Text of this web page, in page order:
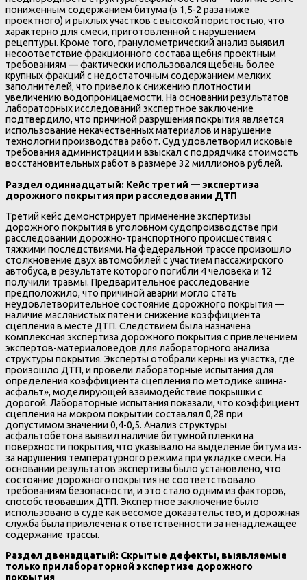
пониженным содержанием битума (в 1,5-2 раза ниже
проектного) и рыхлых участков с высокой пористостью, что
характерно для смеси, приготовленной с нарушением
рецептуры. Кроме того, гранулометрический анализ выявил
несоответствие фракционного состава щебня проектным
требованиям — фактически использовался щебень более
крупных фракций с недостаточным содержанием мелких
заполнителей, что привело к снижению плотности и
увеличению водопроницаемости. На основании результатов
лабораторных исследований экспертное заключение
подтвердило, что причиной разрушения покрытия является
использование некачественных материалов и нарушение
технологии производства работ. Суд удовлетворил исковые
требования администрации и взыскал с подрядчика стоимость
восстановительных работ в размере 32 миллионов рублей.
Раздел одиннадцатый: Кейс третий — экспертиза
дорожного покрытия при расследовании ДТП
Третий кейс демонстрирует применение экспертизы
дорожного покрытия в уголовном судопроизводстве при
расследовании дорожно-транспортного происшествия с
тяжкими последствиями. На федеральной трассе произошло
столкновение двух автомобилей с участием пассажирского
автобуса, в результате которого погибли 4 человека и 12
получили травмы. Предварительное расследование
предположило, что причиной аварии могло стать
неудовлетворительное состояние дорожного покрытия —
наличие маслянистых пятен и снижение коэффициента
сцепления в месте ДТП. Следствием была назначена
комплексная экспертиза дорожного покрытия с привлечением
экспертов-материаловедов для лабораторного анализа
структуры покрытия. Эксперты отобрали керны из участка, где
произошло ДТП, и провели лабораторные испытания для
определения коэффициента сцепления по методике «шина-
асфальт», моделирующей взаимодействие покрышки с
дорогой. Лабораторные испытания показали, что коэффициент
сцепления на мокром покрытии составлял 0,28 при
допустимом значении 0,4-0,5. Анализ структуры
асфальтобетона выявил наличие битумной пленки на
поверхности покрытия, что указывало на выделение битума из-
за нарушения температурного режима при укладке смеси. На
основании результатов экспертизы было установлено, что
состояние дорожного покрытия не соответствовало
требованиям безопасности, и это стало одним из факторов,
способствовавших ДТП. Экспертное заключение было
использовано в суде как весомое доказательство, и дорожная
служба была привлечена к ответственности за ненадлежащее
содержание трассы.
Раздел двенадцатый: Скрытые дефекты, выявляемые
только при лабораторной экспертизе дорожного
покрытия